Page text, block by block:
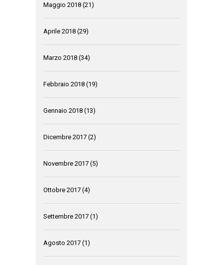
Maggio 2018 (21)
Aprile 2018 (29)
Marzo 2018 (34)
Febbraio 2018 (19)
Gennaio 2018 (13)
Dicembre 2017 (2)
Novembre 2017 (5)
Ottobre 2017 (4)
Settembre 2017 (1)
Agosto 2017 (1)